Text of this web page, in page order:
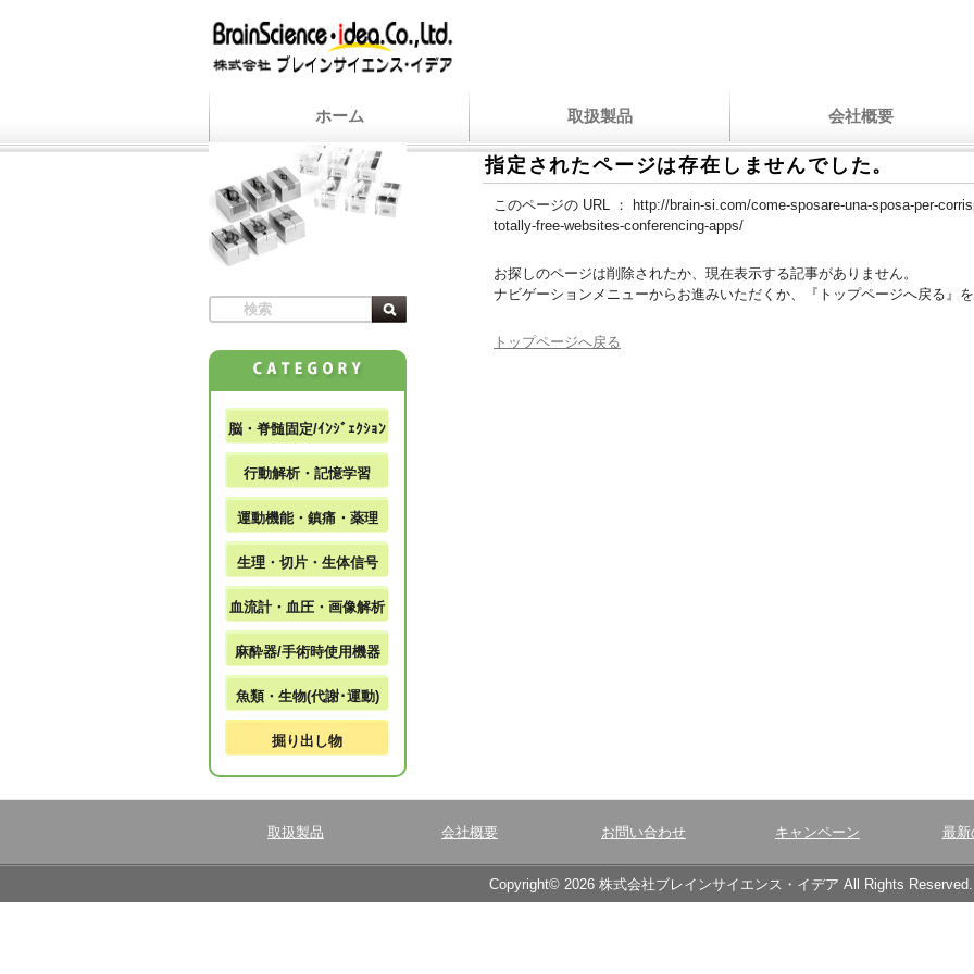
ホーム 取扱製品 会社概要
指定されたページは存在しませんでした。
このページの URL ：
http://brain-si.com/come-sposare-una-sposa-per-
totally-free-websites-conferencing-apps/
お探しのページは削除されたか、現在表示する記事がありません。
ナビゲーションメニューからお進みいただくか、『トップページへ戻る』を
トップページへ戻る
脳・脊髄固定/ｲﾝｼﾞｪｸｼｮﾝ
行動解析・記憶学習
運動機能・鎮痛・薬理
生理・切片・生体信号
血流計・血圧・画像解析
麻酔器/手術時使用機器
魚類・生物(代謝･運動)
掘り出し物
取扱製品 会社概要 お問い合わせ キャンペーン 最新
Copyright© 2026 株式会社ブレインサイエンス・イデア All Rights Reserved.